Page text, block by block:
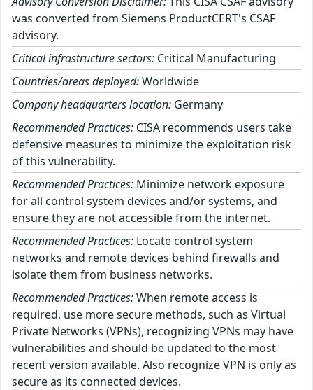
was converted from Siemens ProductCERT's CSAF
advisory.
Critical infrastructure sectors: Critical Manufacturing
Countries/areas deployed:Worldwide
Company headquarters location: Germany
Recommended Practices: CISA recommends users take
defensive measures to minimize the exploitation risk
of this vulnerability.
Recommended Practices: Minimize network exposure
for all control system devices and/or systems, and
ensure they are not accessible from the internet.
Recommended Practices: Locate control system
networks and remote devices behind firewalls and
isolate them from business networks.
Recommended Practices:When remote access is
required, use more secure methods, such as Virtual
Private Networks (VPNs), recognizing VPNs may have
vulnerabilities and should be updated to the most
recent version available. Also recognize VPN is only as
secure as its connected devices.